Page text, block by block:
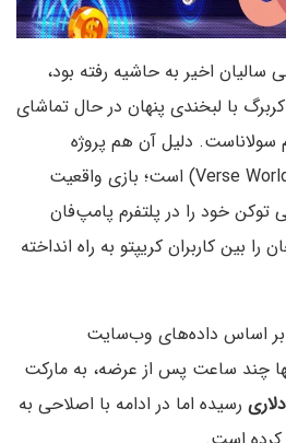
سالیان اخیر به حاشیه رفته بود،
با لبخندی پنهان در حال تماشای
سولاناست. دلیل آن هم پروژه
جدیدی به نام ورس ورلد (Verse World) است؛ بازی واقعیت
توکن خود را در پلتفرم پامپ‌فان
بین کاربران کریپتو به راه انداخته
بر اساس داده‌های وب‌سایت
چند ساعت پس از عرضه، به مارکت
رسیده اما در ادامه با اصلاحی به